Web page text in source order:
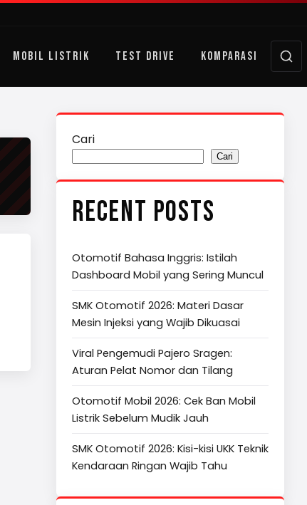
MOBIL LISTRIK TEST DRIVE KOMPARASI
Cari
Cari
RECENT POSTS
Otomotif Bahasa Inggris: Istilah
Dashboard Mobil yang Sering Muncul
SMK Otomotif 2026: Materi Dasar
Mesin Injeksi yang Wajib Dikuasai
Viral Pengemudi Pajero Sragen:
Aturan Pelat Nomor dan Tilang
Otomotif Mobil 2026: Cek Ban Mobil
Listrik Sebelum Mudik Jauh
SMK Otomotif 2026: Kisi-kisi UKK Teknik
Kendaraan Ringan Wajib Tahu